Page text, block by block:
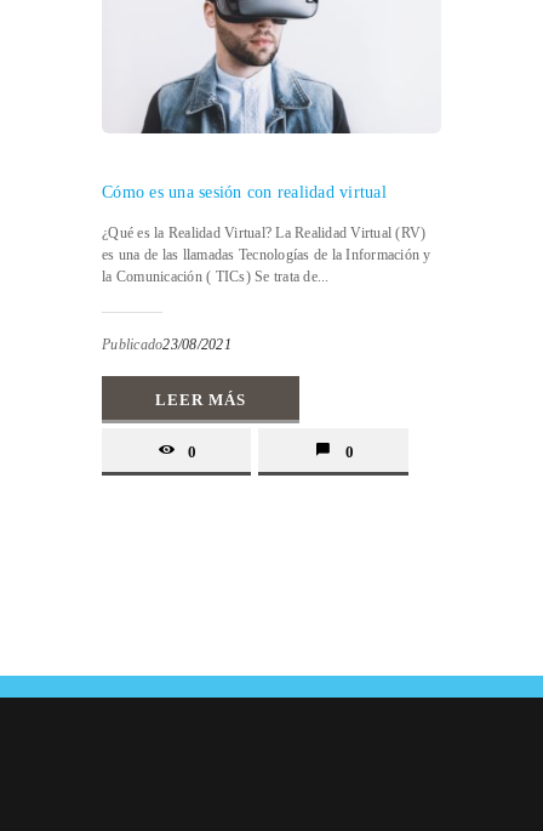
Cómo es una sesión con realidad virtual
¿Qué es la Realidad Virtual? La Realidad Virtual (RV)
es una de las llamadas Tecnologías de la Información y
la Comunicación ( TICs) Se trata de...
Publicado23/08/2021
LEER MÁS
0 0